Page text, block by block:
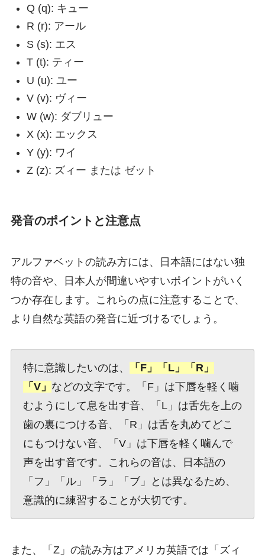
Q (q): キュー
R (r): アール
S (s): エス
T (t): ティー
U (u): ユー
V (v): ヴィー
W (w): ダブリュー
X (x): エックス
Y (y): ワイ
Z (z): ズィー または ゼット
発音のポイントと注意点
アルファベットの読み方には、日本語にはない独
特の音や、日本人が間違いやすいポイントがいく
つか存在します。これらの点に注意することで、
より自然な英語の発音に近づけるでしょう。
特に意識したいのは、
「F」「L」「R」
「V」 などの文字です。「F」は下唇を軽く噛
むようにして息を出す音、「L」は舌先を上の
歯の裏につける音、「R」は舌を丸めてどこ
にもつけない音、「V」は下唇を軽く噛んで
声を出す音です。これらの音は、日本語の
「フ」「ル」「ラ」「ブ」とは異なるため、
意識的に練習することが大切です。
また、「Z」の読み方はアメリカ英語では「ズィ